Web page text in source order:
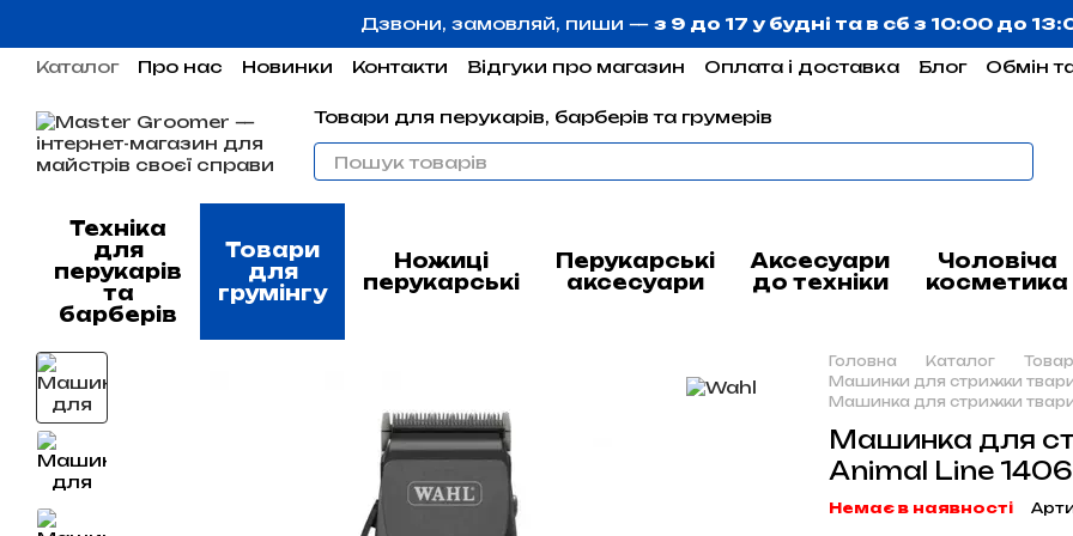
Дзвони, замовляй, пиши — з 9 до 17 у будні та в сб з 10:00 до
Каталог Про нас Новинки Контакти Відгуки про магазин Оплата і доставка Блог
Обмін
Товари для перукарів, барберів та грумерів
Техніка
для
перукарів
та
барберів
Товари
для
грумінгу
Ножиці
перукарські
Перукарські
аксесуари
Аксесуари
до техніки
Чоловіча
косметика
Головна Каталог
Машинки для стрижки
Машинка для стрижки
Машинка для
Animal Line
Немає в наявності